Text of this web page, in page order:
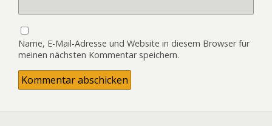
Name, E-Mail-Adresse und Website in diesem Browser für
meinen nächsten Kommentar speichern.